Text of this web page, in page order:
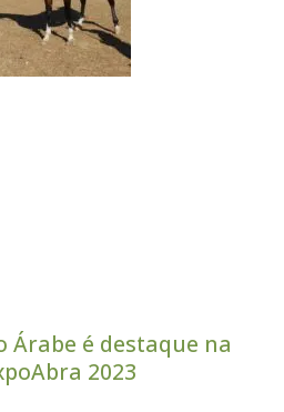
Árabe é destaque na
2023